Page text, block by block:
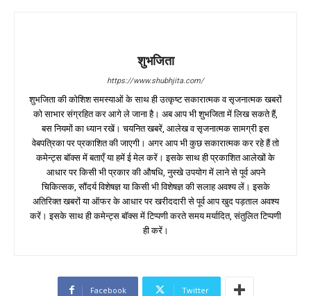
शुभजिता
https://www.shubhjita.com/
शुभजिता की कोशिश समस्याओं के साथ ही उत्कृष्ट सकारात्मक व सृजनात्मक खबरों
को साभार संग्रहित कर आगे ले जाना है। अब आप भी शुभजिता में लिख सकते हैं,
बस नियमों का ध्यान रखें। चयनित खबरें, आलेख व सृजनात्मक सामग्री इस
वेबपत्रिका पर प्रकाशित की जाएगी। अगर आप भी कुछ सकारात्मक कर रहे हैं तो
कमेन्ट्स बॉक्स में बताएँ या हमें ई मेल करें। इसके साथ ही प्रकाशित आलेखों के
आधार पर किसी भी प्रकार की औषधि, नुस्खे उपयोग में लाने से पूर्व अपने
चिकित्सक, सौंदर्य विशेषज्ञ या किसी भी विशेषज्ञ की सलाह अवश्य लें। इसके
अतिरिक्त खबरों या ऑफर के आधार पर खरीददारी से पूर्व आप खुद पड़ताल अवश्य
करें। इसके साथ ही कमेन्ट्स बॉक्स में टिप्पणी करते समय मर्यादित, संतुलित टिप्पणी
ही करें।
Facebook Twitter